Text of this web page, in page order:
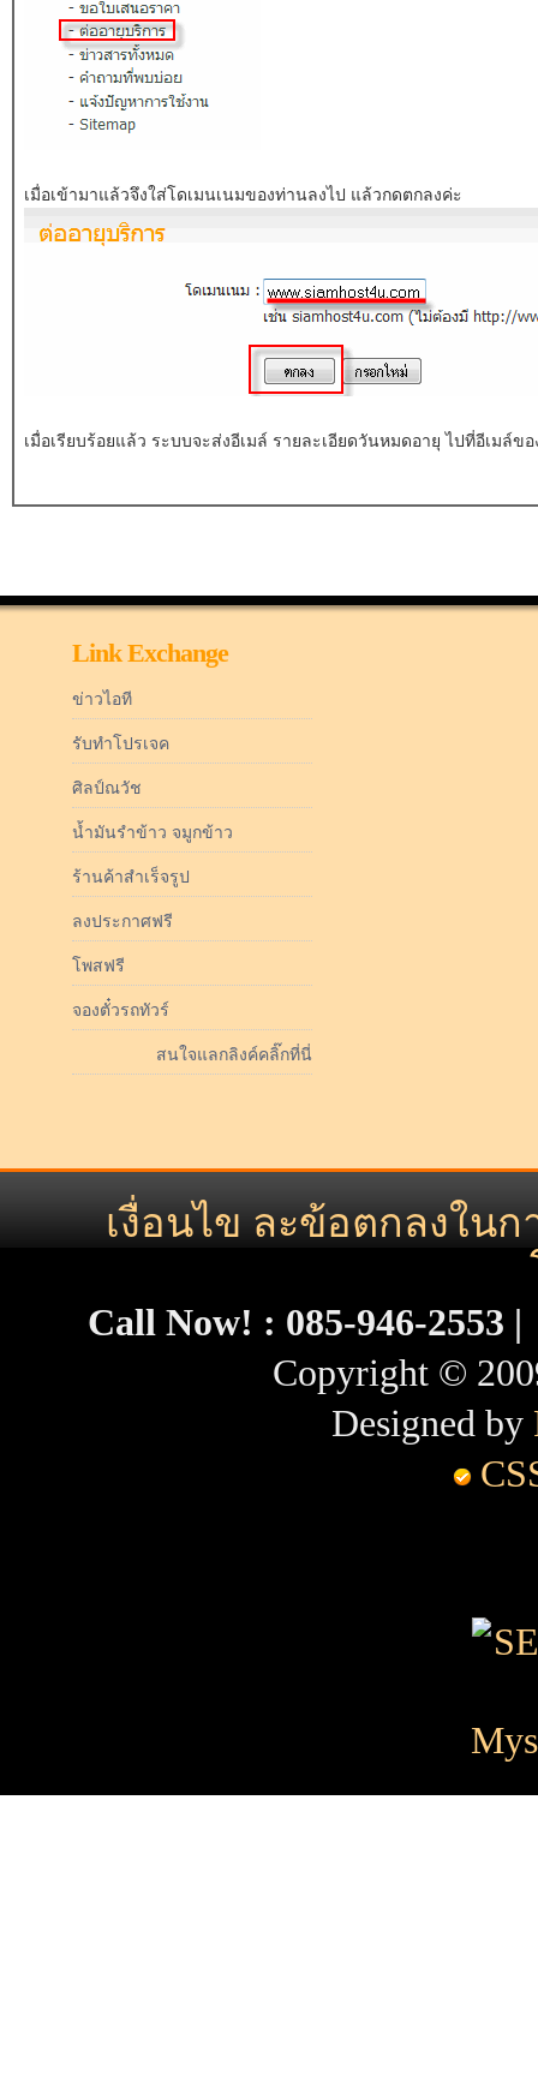
เมื่อเข้ามาแล้วจึงใส่โดเมนเนมของท่านลงไป แล้วกดตกลงค่ะ
เมื่อเรียบร้อยแล้ว ระบบจะส่งอีเมล์ รายละเอียดวันหมดอายุ ไปที่อีเมล์ข
Link Exchange
ข่าวไอที
รับทำโปรเจค
ศิลป์ณวัช
น้ำมันรำข้าว จมูกข้าว
ร้านค้าสำเร็จรูป
ลงประกาศฟรี
โพสฟรี
จองตั๋วรถทัวร์
สนใจแลกลิงค์คลิ๊กที่นี่
เงื่อนไข ละข้อตกลงในก
Call Now! : 085-946-2553
Copyright ©
Designed by